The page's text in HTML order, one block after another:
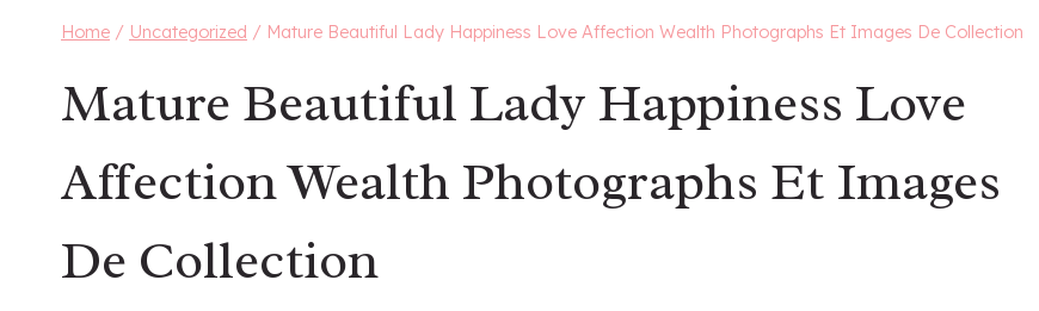
Home / Uncategorized / Mature Beautiful Lady Happiness Love Affection Wealth Photographs Et Images De Collection
Mature Beautiful Lady Happiness Love
Affection Wealth Photographs Et Images
De Collection